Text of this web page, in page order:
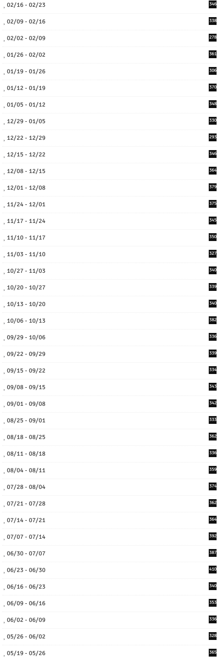
02/16 - 02/23 346
02/09 - 02/16 338
02/02 - 02/09 278
01/26 - 02/02 361
01/19 - 01/26 306
01/12 - 01/19 370
01/05 - 01/12 348
12/29 - 01/05 330
12/22 - 12/29 293
12/15 - 12/22 346
12/08 - 12/15 364
12/01 - 12/08 379
11/24 - 12/01 375
11/17 - 11/24 345
11/10 - 11/17 350
11/03 - 11/10 327
10/27 - 11/03 340
10/20 - 10/27 339
10/13 - 10/20 340
10/06 - 10/13 382
09/29 - 10/06 336
09/22 - 09/29 339
09/15 - 09/22 334
09/08 - 09/15 343
09/01 - 09/08 342
08/25 - 09/01 333
08/18 - 08/25 362
08/11 - 08/18 336
08/04 - 08/11 359
07/28 - 08/04 374
07/21 - 07/28 362
07/14 - 07/21 364
07/07 - 07/14 392
06/30 - 07/07 387
06/23 - 06/30 410
06/16 - 06/23 340
06/09 - 06/16 353
06/02 - 06/09 336
05/26 - 06/02 328
05/19 - 05/26 365